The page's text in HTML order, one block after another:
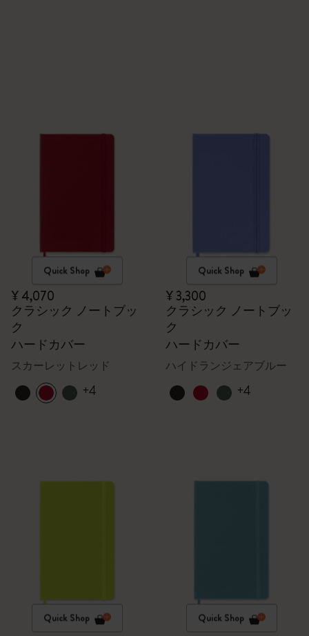
Quick Shop
¥ 4,070
クラシック ノートブッ
ク
ハードカバー
スカーレットレッド
+4
Quick Shop
¥ 3,300
クラシック ノートブッ
ク
ハードカバー
ハイドランジェアブルー
+4
Quick Shop Quick Shop